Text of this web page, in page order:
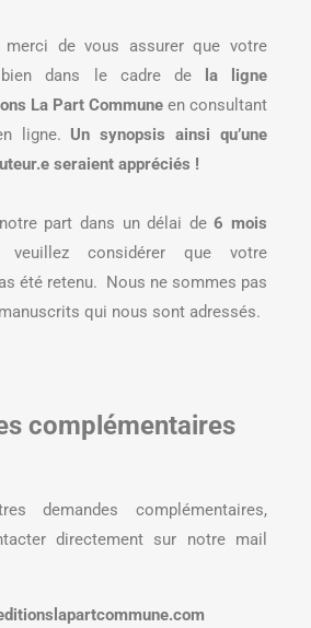
de vous assurer que votre
bien dans le cadre de
la ligne
La Part Commune en consultant
ligne. Un synopsis ainsi qu’une
seraient appréciés !
part dans un délai de6 mois
veuillez considérer que votre
été retenu. Nous ne sommes pas
qui nous sont adressés.
complémentaires
demandes complémentaires,
directement sur notre mail